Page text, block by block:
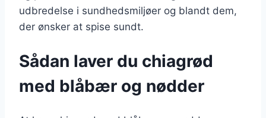
udbredelse i sundhedsmiljøer og blandt dem,
der ønsker at spise sundt.
Sådan laver du chiagrød
med blåbær og nødder